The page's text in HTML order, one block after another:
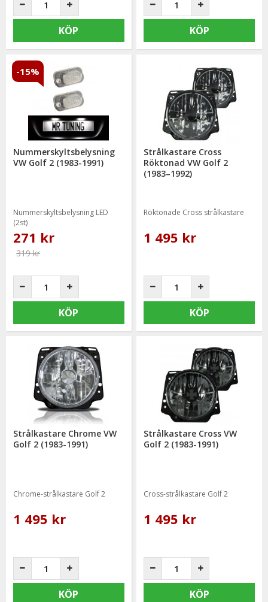
KÖP KÖP
Nummerskyltsbelysning
VW Golf 2 (1983-1991)
Nummerskyltsbelysning LED
(2st)
271 kr
319 kr
-15%
KÖP
Strålkastare Cross
Röktonad VW Golf 2
(1983–1992)
Röktonade Cross strålkastare
1 495 kr
KÖP
Strålkastare Chrome VW
Golf 2 (1983-1991)
Chrome-strålkastare Golf 2
1 495 kr
KÖP
Strålkastare Cross VW
Golf 2 (1983-1991)
Cross-strålkastare Golf 2
1 495 kr
KÖP